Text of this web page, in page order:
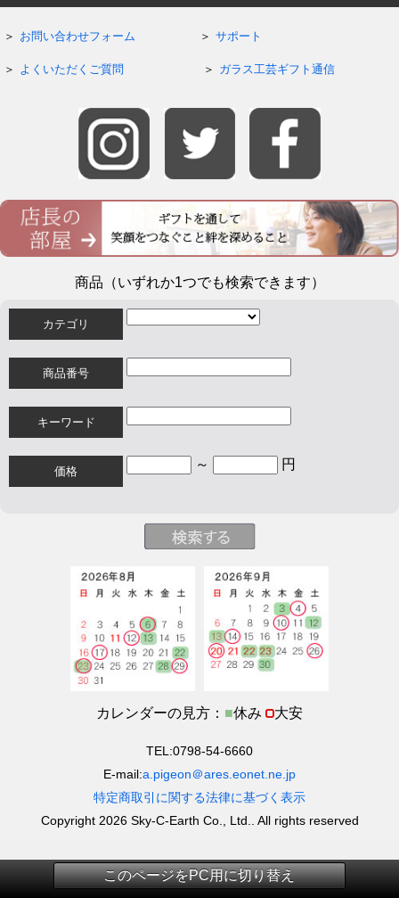
お問い合わせフォーム サポート
よくいただくご質問 ガラス工芸ギフト通信
商品（いずれか1つでも検索できます）
カテゴリ
商品番号
キーワード
価格 ～ 円
カレンダーの見方： ■休み 大安
TEL:0798-54-6660
E-mail:a.pigeon＠ares.eonet.ne.jp
特定商取引に関する法律に基づく表示
Copyright 2026 Sky-C-Earth Co., Ltd.. All rights reserved
このページをPC用に切り替え